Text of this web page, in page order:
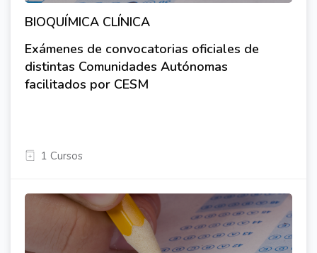
BIOQUÍMICA CLÍNICA
Exámenes de convocatorias oficiales de
distintas Comunidades Autónomas
facilitados por CESM
1 Cursos